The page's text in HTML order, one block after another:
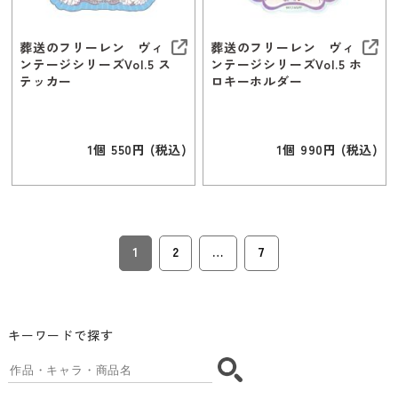
葬送のフリーレン ヴィ
ンテージシリーズVol.5 ス
テッカー
1個 550円 (税込)
葬送のフリーレン ヴィ
ンテージシリーズVol.5 ホ
ロキーホルダー
1個 990円 (税込)
1 2 … 7
キーワードで探す